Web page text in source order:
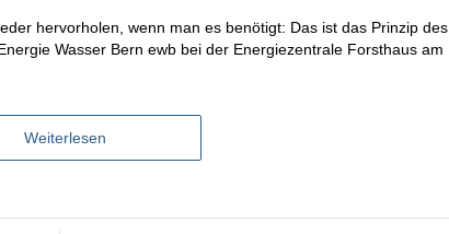
hervorholen, wenn man es benötigt: Das ist das Prinzip des
Wasser Bern ewb bei der Energiezentrale Forsthaus am
Weiterlesen